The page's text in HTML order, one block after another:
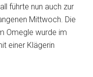
führte nun auch zur
Mittwoch. Die
Omegle wurde im
einer Klägerin